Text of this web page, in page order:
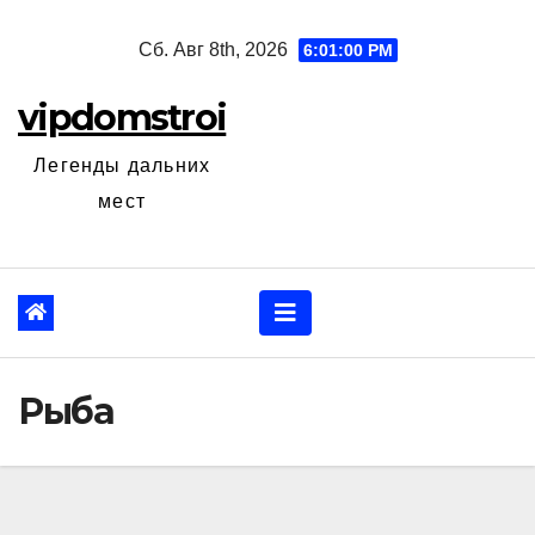
Сб. Авг 8th, 2026 6:01:01 PM
vipdomstroi
Легенды дальних
мест
Рыба